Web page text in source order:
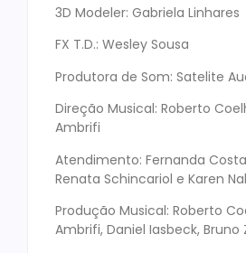
3D Modeler: Gabriela Linhares
FX T.D.: Wesley Sousa
Produtora de Som: Satelite
Direção Musical: Roberto
Ambrifi
Atendimento: Fernanda
Renata Schincariol e Karen
Produção Musical: Roberto
Ambrifi, Daniel Iasbeck, Bruno